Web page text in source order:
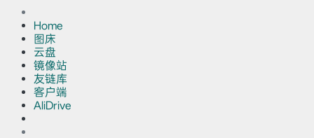
Home
图床
云盘
镜像站
友链库
客户端
AliDrive